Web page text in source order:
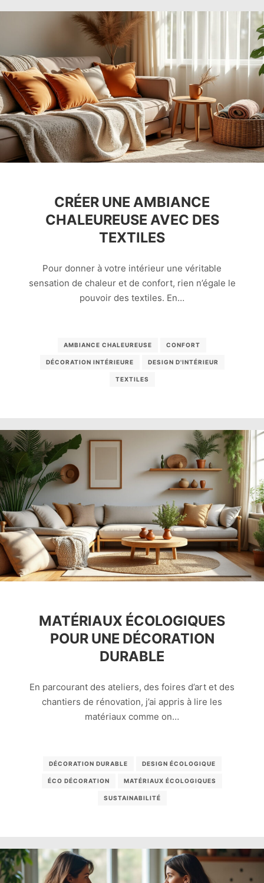
CRÉER UNE AMBIANCE
CHALEUREUSE AVEC DES
TEXTILES
Pour donner à votre intérieur une véritable
sensation de chaleur et de confort, rien n’égale le
pouvoir des textiles. En…
AMBIANCE CHALEUREUSE CONFORT
DÉCORATION INTÉRIEURE DESIGN D'INTÉRIEUR
TEXTILES
MATÉRIAUX ÉCOLOGIQUES
POUR UNE DÉCORATION
DURABLE
En parcourant des ateliers, des foires d’art et des
chantiers de rénovation, j’ai appris à lire les
matériaux comme on…
DÉCORATION DURABLE DESIGN ÉCOLOGIQUE
ÉCO DÉCORATION MATÉRIAUX ÉCOLOGIQUES
SUSTAINABILITÉ